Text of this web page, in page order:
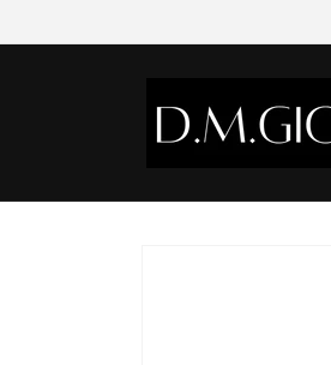
ai contenuti